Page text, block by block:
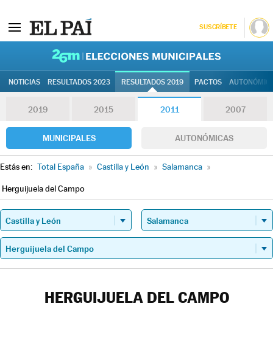
SUSCRÍBETE
NOTICIAS RESULTADOS 2023 RESULTADOS 2019 PACTOS
2019 2015 2011 2007
MUNICIPALES AUTONÓMICAS
Estás en: Total España » Castilla y León » Salamanca »
Herguijuela del Campo
HERGUIJUELA DEL CAMPO